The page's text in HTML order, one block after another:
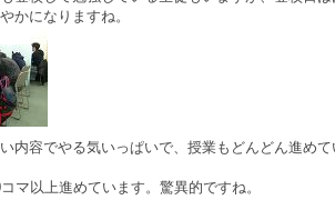
かになりますね。
内容でやる気いっぱいで、授業もどんどん進めて
マ以上進めています。驚異的ですね。